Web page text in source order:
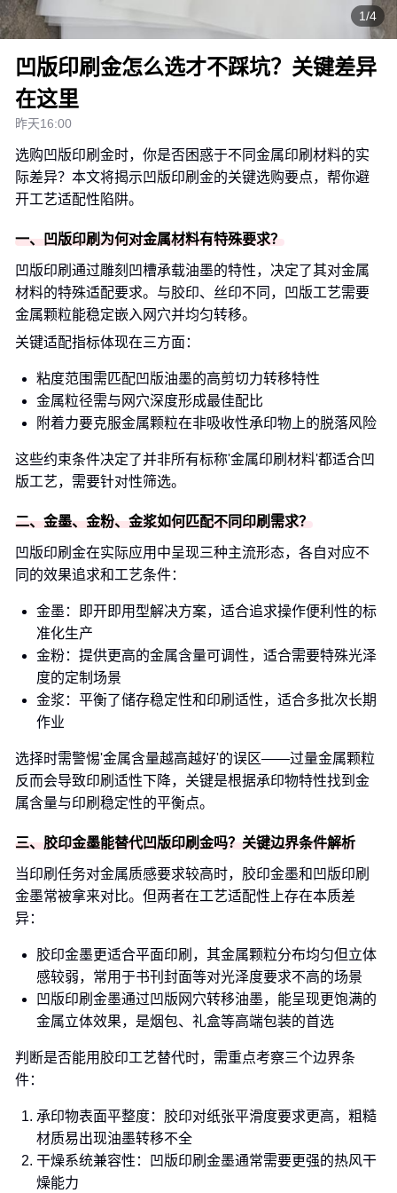
1/4
凹版印刷金怎么选才不踩坑？关键差异
在这里
昨天16:00
选购凹版印刷金时，你是否困惑于不同金属印刷材料的实
际差异？本文将揭示凹版印刷金的关键选购要点，帮你避
开工艺适配性陷阱。
一、凹版印刷为何对金属材料有特殊要求？
凹版印刷通过雕刻凹槽承载油墨的特性，决定了其对金属
材料的特殊适配要求。与胶印、丝印不同，凹版工艺需要
金属颗粒能稳定嵌入网穴并均匀转移。
关键适配指标体现在三方面：
粘度范围需匹配凹版油墨的高剪切力转移特性
金属粒径需与网穴深度形成最佳配比
附着力要克服金属颗粒在非吸收性承印物上的脱落风险
这些约束条件决定了并非所有标称'金属印刷材料'都适合凹
版工艺，需要针对性筛选。
二、金墨、金粉、金浆如何匹配不同印刷需求？
凹版印刷金在实际应用中呈现三种主流形态，各自对应不
同的效果追求和工艺条件：
金墨：即开即用型解决方案，适合追求操作便利性的标
准化生产
金粉：提供更高的金属含量可调性，适合需要特殊光泽
度的定制场景
金浆：平衡了储存稳定性和印刷适性，适合多批次长期
作业
选择时需警惕'金属含量越高越好'的误区——过量金属颗粒
反而会导致印刷适性下降，关键是根据承印物特性找到金
属含量与印刷稳定性的平衡点。
三、胶印金墨能替代凹版印刷金吗？关键边界条件解析
当印刷任务对金属质感要求较高时，胶印金墨和凹版印刷
金墨常被拿来对比。但两者在工艺适配性上存在本质差
异：
胶印金墨更适合平面印刷，其金属颗粒分布均匀但立体
感较弱，常用于书刊封面等对光泽度要求不高的场景
凹版印刷金墨通过凹版网穴转移油墨，能呈现更饱满的
金属立体效果，是烟包、礼盒等高端包装的首选
判断是否能用胶印工艺替代时，需重点考察三个边界条
件：
承印物表面平整度：胶印对纸张平滑度要求更高，粗糙
材质易出现油墨转移不全
干燥系统兼容性：凹版印刷金墨通常需要更强的热风干
燥能力